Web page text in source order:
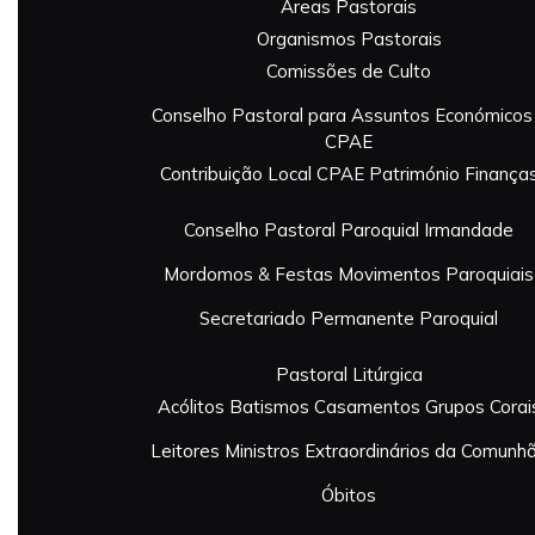
Áreas Pastorais
Organismos Pastorais
Comissões de Culto
Conselho Pastoral para Assuntos Económicos
CPAE
Contribuição Local CPAE Património
Conselho Pastoral Paroquial Irmandade
Mordomos & Festas Movimentos Paroquiais
Secretariado Permanente Paroquial
Pastoral Litúrgica
Acólitos Batismos Casamentos Grupos
Leitores Ministros Extraordinários da
Óbitos